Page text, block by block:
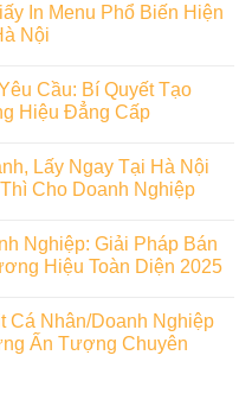
In Menu Phổ Biến Hiện
Nội
Cầu: Bí Quyết Tạo
Hiệu Đẳng Cấp
Lấy Ngay Tại Hà Nội
Cho Doanh Nghiệp
Nghiệp: Giải Pháp Bán
Hiệu Toàn Diện 2025
Cá Nhân/Doanh Nghiệp
Ấn Tượng Chuyên